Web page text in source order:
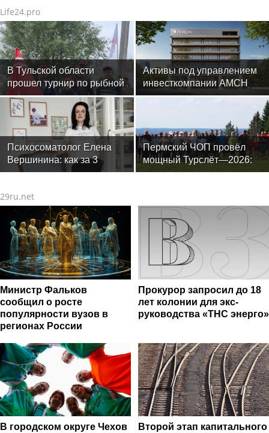
Life24.pro
В Тульской области
прошел турнир по рыбной
ловле среди команд
железнодорожников
Активы под управлением
инвесткомпании AMCH
превысили $50 млн
Психосоматолог Елена
Вершинина: как за 3
минуты вернуть себе
Пермский ЧОП провёл
мощный Турслёт—2026:
фото, результаты и
29ru.net
Министр Фальков
сообщил о росте
популярности вузов в
регионах России
Прокурор запросил до 18
лет колонии для экс-
руководства «ТНС энерго»
В городском округе Чехов
Второй этап капитального